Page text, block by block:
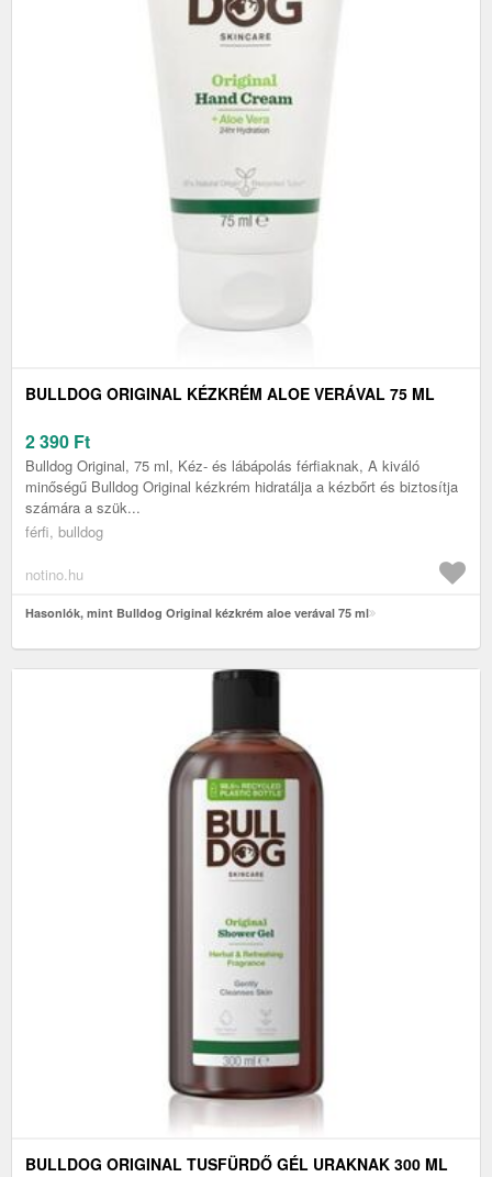
BULLDOG ORIGINAL KÉZKRÉM ALOE VERÁVAL 75 ML
2 390 Ft
Bulldog Original, 75 ml, Kéz- és lábápolás férfiaknak, A kiváló
minőségű Bulldog Original kézkrém hidratálja a kézbőrt és biztosítja
számára a szük...
férfi, bulldog
notino.hu
Hasonlók, mint Bulldog Original kézkrém aloe verával 75 ml
BULLDOG ORIGINAL TUSFÜRDŐ GÉL URAKNAK 300 ML